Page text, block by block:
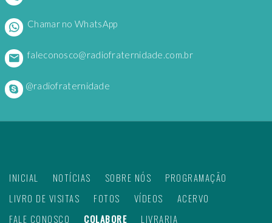
Chamar no WhatsApp
faleconosco@radiofraternidade.com.br
@radiofraternidade
INICIAL NOTÍCIAS SOBRE NÓS
PROGRAMAÇÃO
LIVRO DE VISITAS
FOTOS VÍDEOS
ACERVO
FALE CONOSCO
COLABORE LIVRARIA